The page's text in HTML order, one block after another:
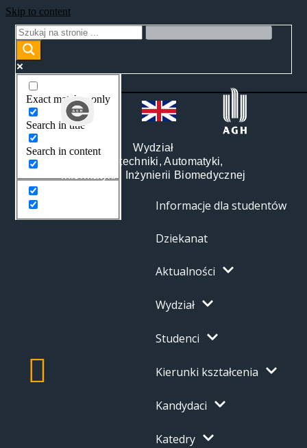
Skip to content
Exact matches only
Search in title
Search in content
Wydział
Elektrotechniki, Automatyki,
Informatyki i Inżynierii Biomedycznej
Informacje dla studentów
Dziekanat
Aktualności
Wydział
Studenci
Kierunki kształcenia
Kandydaci
Katedry